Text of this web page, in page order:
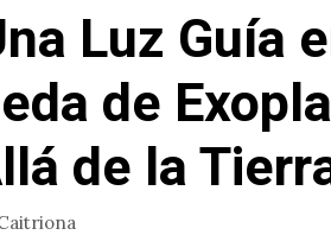
Luz Guía
de
de la